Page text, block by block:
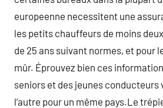
europeenne necessitent une
les petits chauffeurs de moins
de 25 ans suivant normes, et pour
mûr. Éprouvez bien ces
seniors et des jeunes conducteurs
l’autre pour un même pays.Le